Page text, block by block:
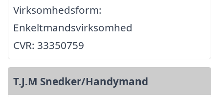
Virksomhedsform:
Enkeltmandsvirksomhed
CVR: 33350759
T.J.M Snedker/Handymand